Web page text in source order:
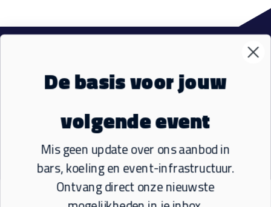
Materialen
Ons aanbod
Socials
De basis voor jouw
volgende event
Mis geen update over ons aanbod in
bars, koeling en event-infrastructuur.
Ontvang direct onze nieuwste